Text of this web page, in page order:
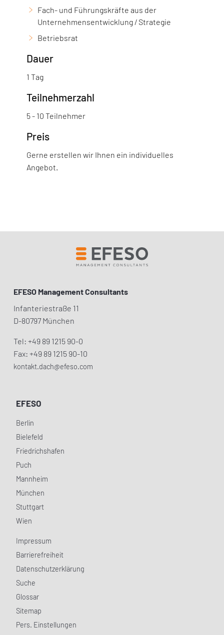
Fach- und Führungskräfte aus der
Unternehmensentwicklung / Strategie
Betriebsrat
Dauer
1 Tag
Teilnehmerzahl
5 - 10 Teilnehmer
Preis
Gerne erstellen wir Ihnen ein individuelles
Angebot.
ZURÜCK ZUR LISTENANSICHT JETZT ANFRAGEN
EFESO Management Consultants
Infanteriestraße 11
D-80797 München
Tel: +49 89 1215 90-0
Fax: +49 89 1215 90-10
kontakt.dach@efeso.com
EFESO
Berlin
Bielefeld
Friedrichshafen
Puch
Mannheim
München
Stuttgart
Wien
Impressum
Barrierefreiheit
Datenschutzerklärung
Suche
Glossar
Sitemap
Pers. Einstellungen